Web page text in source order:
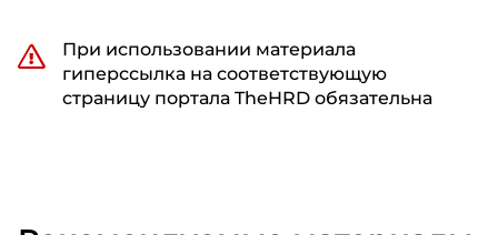
При использовании материала
гиперссылка на соответствующую
страницу портала TheHRD обязательна